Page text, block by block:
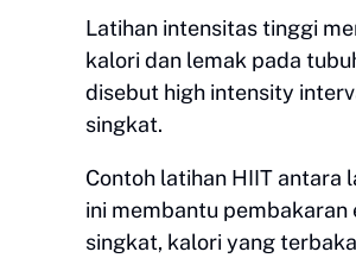
Latihan intensitas tinggi
kalori dan lemak pada
disebut high intensity
singkat.
Contoh latihan HIIT antara
ini membantu pembakaran
singkat, kalori yang